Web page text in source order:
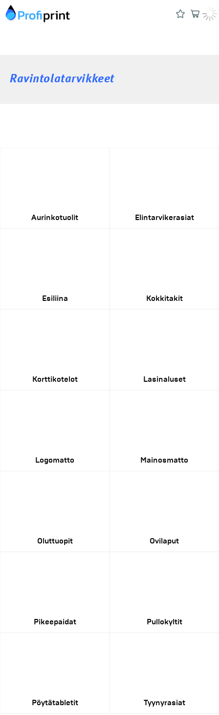
Ravintolatarvikkeet
Aurinkotuolit Elintarvikerasiat
Esiliina Kokkitakit
Korttikotelot Lasinaluset
Logomatto Mainosmatto
Oluttuopit Ovilaput
Pikeepaidat Pullokyltit
Pöytätabletit Tyynyrasiat